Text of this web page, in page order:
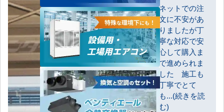
お客様
ネットでの注
文に不安があ
りましたが丁
寧な対応で安
心して購入ま
で進められま
した 施工も
丁寧でとて
も...(続きを読
む)